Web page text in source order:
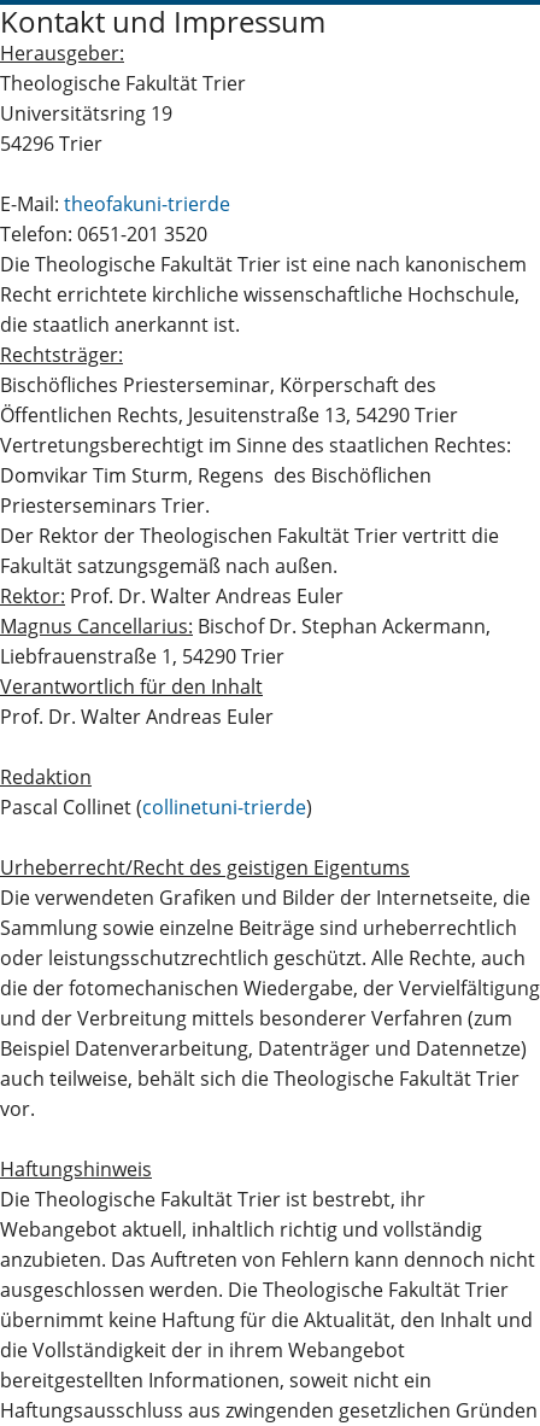
Kontakt und Impressum
Herausgeber:
Theologische Fakultät Trier
Universitätsring 19
54296 Trier
E-Mail: theofakuni-trierde
Telefon: 0651-201 3520
Die Theologische Fakultät Trier ist eine nach kanonischem
Recht errichtete kirchliche wissenschaftliche Hochschule,
die staatlich anerkannt ist.
Rechtsträger:
Bischöfliches Priesterseminar, Körperschaft des
Öffentlichen Rechts, Jesuitenstraße 13, 54290 Trier
Vertretungsberechtigt im Sinne des staatlichen Rechtes:
Domvikar Tim Sturm, Regens des Bischöflichen
Priesterseminars Trier.
Der Rektor der Theologischen Fakultät Trier vertritt die
Fakultät satzungsgemäß nach außen.
Rektor: Prof. Dr. Walter Andreas Euler
Magnus Cancellarius: Bischof Dr. Stephan Ackermann,
Liebfrauenstraße 1, 54290 Trier
Verantwortlich für den Inhalt
Prof. Dr. Walter Andreas Euler
Redaktion
Pascal Collinet (collinetuni-trierde)
Urheberrecht/Recht des geistigen Eigentums
Die verwendeten Grafiken und Bilder der Internetseite, die
Sammlung sowie einzelne Beiträge sind urheberrechtlich
oder leistungsschutzrechtlich geschützt. Alle Rechte, auch
die der fotomechanischen Wiedergabe, der Vervielfältigung
und der Verbreitung mittels besonderer Verfahren (zum
Beispiel Datenverarbeitung, Datenträger und Datennetze)
auch teilweise, behält sich die Theologische Fakultät Trier
vor.
Haftungshinweis
Die Theologische Fakultät Trier ist bestrebt, ihr
Webangebot aktuell, inhaltlich richtig und vollständig
anzubieten. Das Auftreten von Fehlern kann dennoch nicht
ausgeschlossen werden. Die Theologische Fakultät Trier
übernimmt keine Haftung für die Aktualität, den Inhalt und
die Vollständigkeit der in ihrem Webangebot
bereitgestellten Informationen, soweit nicht ein
Haftungsausschluss aus zwingenden gesetzlichen Gründen